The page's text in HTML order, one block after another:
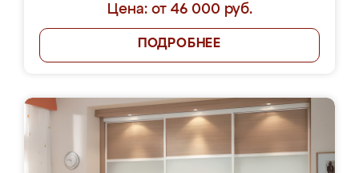
Цена: от 46 000 руб.
ПОДРОБНЕЕ